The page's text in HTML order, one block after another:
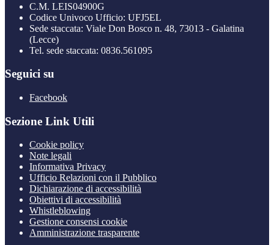
C.M. LEIS04900G
Codice Univoco Ufficio: UFJ5EL
Sede staccata: Viale Don Bosco n. 48, 73013 - Galatina
(Lecce)
Tel. sede staccata: 0836.561095
Seguici su
Facebook
Sezione Link Utili
Cookie policy
Note legali
Informativa Privacy
Ufficio Relazioni con il Pubblico
Dichiarazione di accessibilità
Obiettivi di accessibilità
Whistleblowing
Gestione consensi cookie
Amministrazione trasparente